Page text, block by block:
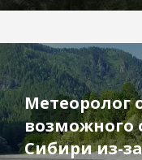
Метеоролог
возможного
Сибири из-